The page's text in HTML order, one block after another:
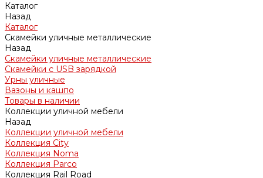
Каталог
Назад
Каталог
Скамейки уличные металлические
Назад
Скамейки уличные металлические
Скамейки с USB зарядкой
Урны уличные
Вазоны и кашпо
Товары в наличии
Коллекции уличной мебели
Назад
Коллекции уличной мебели
Коллекция City
Коллекция Noma
Коллекция Parco
Коллекция Rail Road